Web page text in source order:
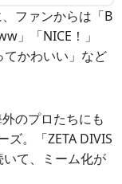
ファンからは「B
」「NICE！」
てかわいい」など
のプロたちにも
ズ。「ZETA DIVIS
て、ミーム化が